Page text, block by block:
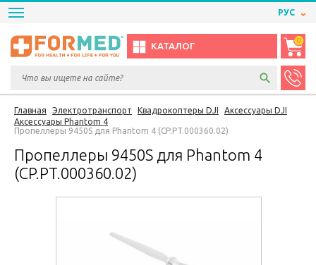
РУС
КАТАЛОГ
0
Главная Электротранспорт Квадрокоптеры DJI
Аксессуары DJI
Аксессуары Phantom 4
Пропеллеры 9450S для Phantom 4 (CP.PT.000360.02)
Пропеллеры 9450S для Phantom 4
(CP.PT.000360.02)